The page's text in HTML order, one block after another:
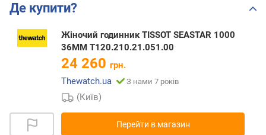
Де купити?
Жіночий годинник TISSOT SEASTAR 1000
36MM T120.210.21.051.00
24 260 грн.
Thewatch.ua
З нами 7 років
(Київ)
Перейти в магазин